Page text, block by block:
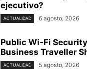
ejecutivo?
ACTUALIDAD 6 agosto, 2026
Public Wi-Fi
Business Traveller
ACTUALIDAD 5 agosto, 2026